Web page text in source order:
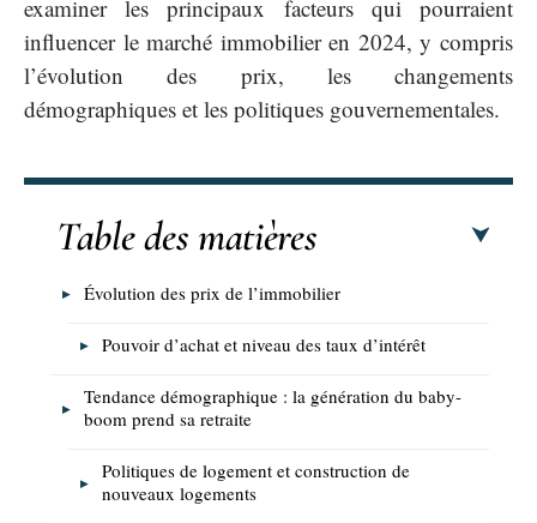
examiner les principaux facteurs qui pourraient
influencer le marché immobilier en 2024, y compris
l’évolution des prix, les changements
démographiques et les politiques gouvernementales.
Table des matières
Évolution des prix de l’immobilier
Pouvoir d’achat et niveau des taux d’intérêt
Tendance démographique : la génération du baby-
boom prend sa retraite
Politiques de logement et construction de
nouveaux logements